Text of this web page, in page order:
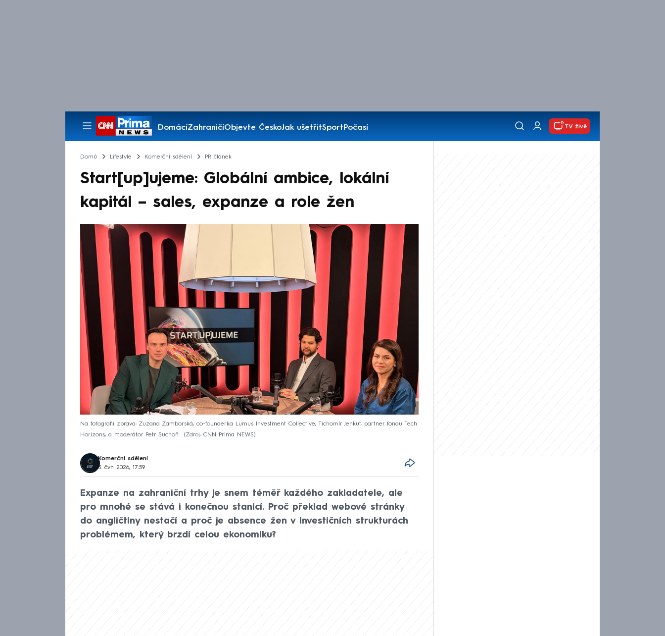
DomácíZahraničíObjevte ČeskoJak ušetřitSportPočasí
Pořady
TV živě
Domů Lifestyle Komerční sdělení PR článek
Start[up]ujeme: Globální ambice, lokální
kapitál – sales, expanze a role žen
Na fotografii zprava: Zuzana Zamborská, co-founderka Lumus Investment Collective, Tichomír Jenkut, partner fondu Tech
Horizons, a moderátor Petr Suchoň.
Zdroj: CNN Prima NEWS
Komerční sdělení
3. čvn 2026, 17:59
Expanze na zahraniční trhy je snem téměř každého zakladatele, ale
pro mnohé se stává i konečnou stanicí. Proč překlad webové stránky
do angličtiny nestačí a proč je absence žen v investičních strukturách
problémem, který brzdí celou ekonomiku?